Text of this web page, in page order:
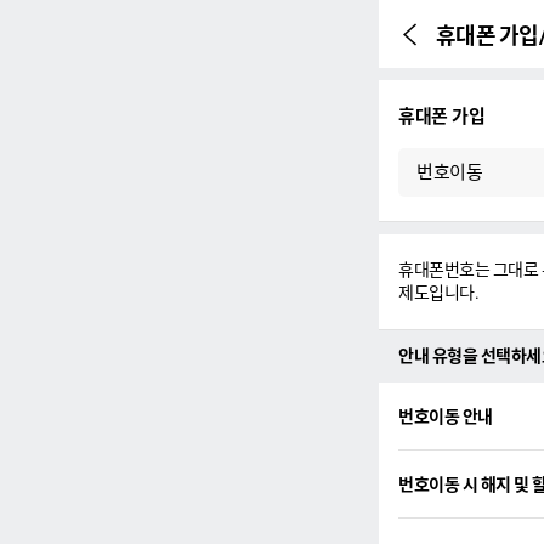
휴대폰 가
휴대폰 가입
번호이동
휴대폰번호는 그대로
제도입니다.
안내 유형을 선택하
번호이동 안내
번호이동 시 해지 및